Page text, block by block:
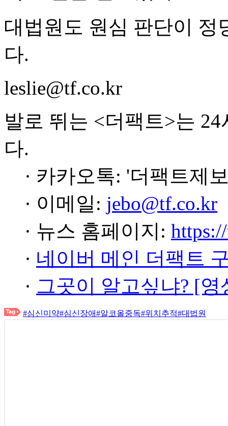
대법원도 원심 판단이 정
다.
leslie@tf.co.kr
발로 뛰는 <더팩트>는
다.
· 카카오톡: '더팩트제
· 이메일: jebo@tf.co.kr
· 뉴스 홈페이지:
· 네이버 메인 더팩트
· 그곳이 알고싶냐? [
#심신미약#심신장애#알코올중독#위치추적#대법원